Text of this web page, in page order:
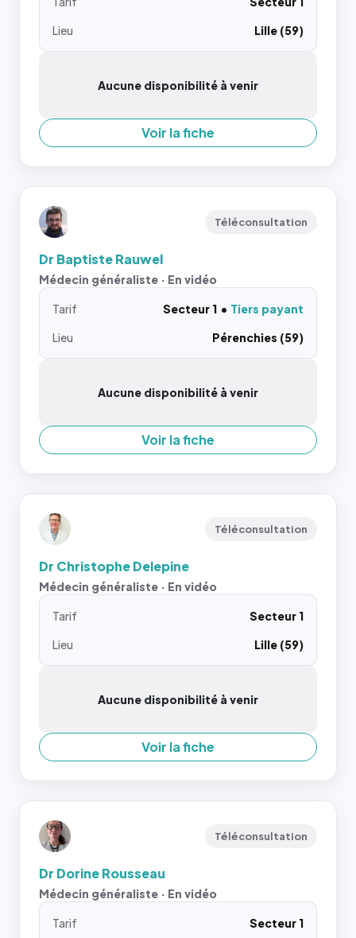
Lieu
Lille (59)
Aucune disponibilité à venir
Voir la fiche
Téléconsultation
Dr Baptiste Rauwel
Médecin généraliste · En vidéo
Tarif Secteur 1
Tiers payant
Lieu
Pérenchies (59)
Aucune disponibilité à venir
Voir la fiche
Téléconsultation
Dr Christophe Delepine
Médecin généraliste · En vidéo
Tarif
Secteur 1
Lieu
Lille (59)
Aucune disponibilité à venir
Voir la fiche
Téléconsultation
Dr Dorine Rousseau
Médecin généraliste · En vidéo
Tarif
Secteur 1